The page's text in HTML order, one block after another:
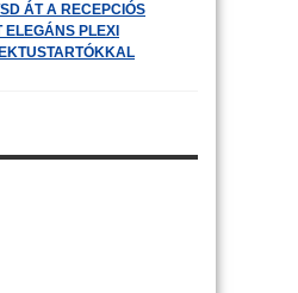
ÁT A RECEPCIÓS
ELEGÁNS PLEXI